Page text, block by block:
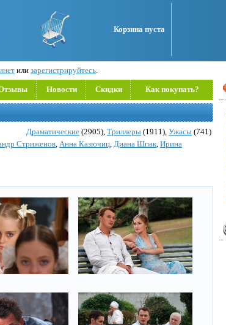
Корзина пуста
или зарегистрируйтесь.
Новости Скидки Как покупать?
Драматические (2905), Триллеры (1911), Ужасы (741)
Стриженов, Анна Казючиц, Диана Шпак, Ирина